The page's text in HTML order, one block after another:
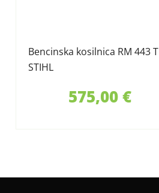
Bencinska kosilnica RM 443 T
STIHL
575,00 €